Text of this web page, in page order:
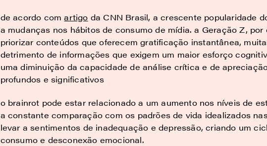
de acordo comartigo da CNN Brasil, a crescente popularidade
a mudanças nos hábitos de consumo de mídia. a Geração Z, por
priorizar conteúdos que oferecem gratificação instantânea,
detrimento de informações que exigem um maior esforço
uma diminuição da capacidade de análise crítica e de
profundos e significativos
o brainrot pode estar relacionado a um aumento nos níveis de
a constante comparação com os padrões de vida idealizados
levar a sentimentos de inadequação e depressão, criando um
consumo e desconexão emocional.